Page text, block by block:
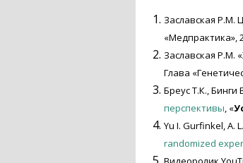
Заславская Р.М.
«Медпрактика»,
Заславская Р.М.
Глава
Бреус Т.К., Бинги
перспективы, «
Yu I. Gurfinkel, A.
randomized